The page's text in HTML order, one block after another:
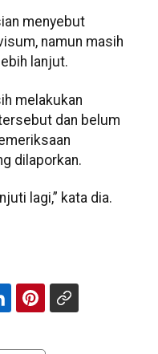
menyebut
namun masih
lanjut.
melakukan
dan belum
dilaporkan.
lagi,” kata dia.